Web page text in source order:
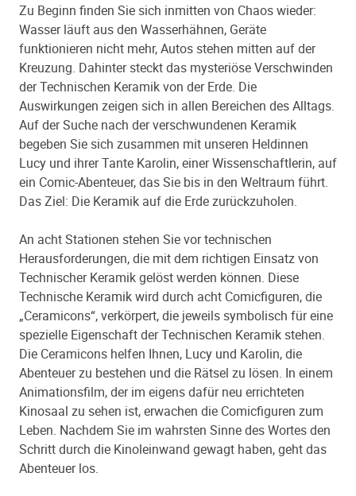
Zu Beginn finden Sie sich inmitten von Chaos wieder:
Wasser läuft aus den Wasserhähnen, Geräte
funktionieren nicht mehr, Autos stehen mitten auf der
Kreuzung. Dahinter steckt das mysteriöse Verschwinden
der Technischen Keramik von der Erde. Die
Auswirkungen zeigen sich in allen Bereichen des Alltags.
Auf der Suche nach der verschwundenen Keramik
begeben Sie sich zusammen mit unseren Heldinnen
Lucy und ihrer Tante Karolin, einer Wissenschaftlerin, auf
ein Comic-Abenteuer, das Sie bis in den Weltraum führt.
Das Ziel: Die Keramik auf die Erde zurückzuholen.
An acht Stationen stehen Sie vor technischen
Herausforderungen, die mit dem richtigen Einsatz von
Technischer Keramik gelöst werden können. Diese
Technische Keramik wird durch acht Comicfiguren, die
„Ceramicons“, verkörpert, die jeweils symbolisch für eine
spezielle Eigenschaft der Technischen Keramik stehen.
Die Ceramicons helfen Ihnen, Lucy und Karolin, die
Abenteuer zu bestehen und die Rätsel zu lösen. In einem
Animationsfilm, der im eigens dafür neu errichteten
Kinosaal zu sehen ist, erwachen die Comicfiguren zum
Leben. Nachdem Sie im wahrsten Sinne des Wortes den
Schritt durch die Kinoleinwand gewagt haben, geht das
Abenteuer los.